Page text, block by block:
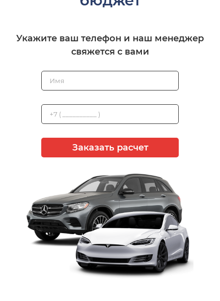
Укажите ваш телефон и наш менеджер
свяжется с вами
Заказать расчет